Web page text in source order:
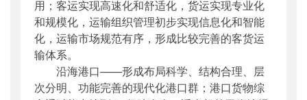
用；客运实现高速化和舒适化，货运实现专业化
和规模化，运输组织管理初步实现信息化和智能
化，运输市场规范有序，形成比较完善的客货运
输体系。
沿海港口——形成布局科学、结构合理、层
次分明、功能完善的现代化港口群；港口货物综